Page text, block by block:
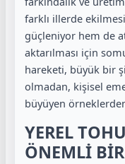
farklı illerde
güçleniyor hem de
aktarılması için
hareketi, büyük bir
olmadan, kişisel
büyüyen
YEREL
ÖNEMLİ